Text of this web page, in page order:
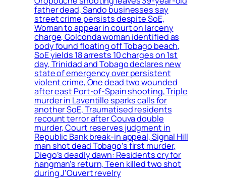
father dead, Sando businesses say
street crime persists despite SoE,
Woman to appear in court on larceny
charge, Golconda woman identified as
body found floating off Tobago beach,
SoE yields 18 arrests 10 charges on 1st
day, Trinidad and Tobago declares new
state of emergency over persistent
violent crime, One dead two wounded
after east Port-of-Spain shooting, Triple
murder in Laventille sparks calls for
another SoE, Traumatised residents
recount terror after Couva double
murder, Court reserves judgment in
Republic Bank break-in appeal, Signal Hill
man shot dead Tobago’s first murder,
Diego’s deadly dawn: Residents cry for
hangman’s return, Teen killed two shot
during J’Ouvert revelry